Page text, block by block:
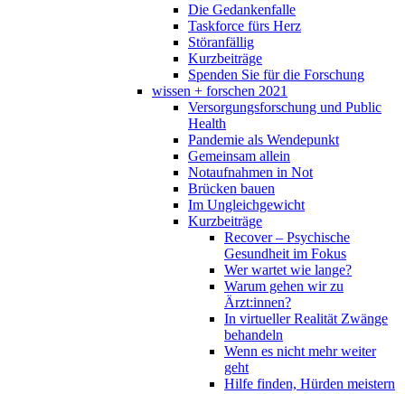
Die Gedankenfalle
Taskforce fürs Herz
Störanfällig
Kurzbeiträge
Spenden Sie für die Forschung
wissen + forschen 2021
Versorgungsforschung und Public
Health
Pandemie als Wendepunkt
Gemeinsam allein
Notaufnahmen in Not
Brücken bauen
Im Ungleichgewicht
Kurzbeiträge
Recover – Psychische
Gesundheit im Fokus
Wer wartet wie lange?
Warum gehen wir zu
Ärzt:innen?
In virtueller Realität Zwänge
behandeln
Wenn es nicht mehr weiter
geht
Hilfe finden, Hürden meistern